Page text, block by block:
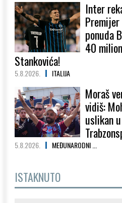
Inter
ponuda
40
Stankovića!
5.8.2026. ITALIJA
Moraš
vidiš:
uslikan
5.8.2026. MEĐUNARODNI ...
ISTAKNUTO